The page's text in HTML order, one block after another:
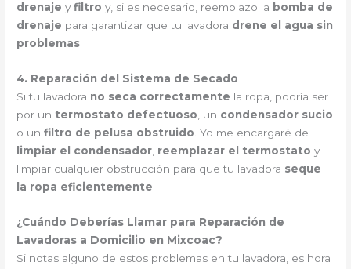
drenaje yfiltro y, si es necesario, reemplazo la bomba de
drenaje para garantizar que tu lavadora drene el agua sin
problemas.
4. Reparación del Sistema de Secado
Si tu lavadora no seca correctamente la ropa, podría ser
por un termostato defectuoso, un condensador sucio
o unfiltro de pelusa obstruido. Yo me encargaré de
limpiar el condensador, reemplazar el termostato y
limpiar cualquier obstrucción para que tu lavadora seque
la ropa eficientemente.
¿Cuándo Deberías Llamar para Reparación de
Lavadoras a Domicilio en Mixcoac?
Si notas alguno de estos problemas en tu lavadora, es hora